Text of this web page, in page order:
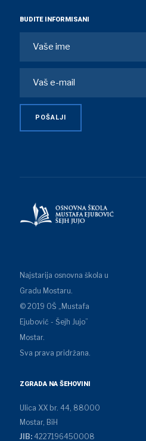
BUDITE INFORMISANI
Najstarija osnovna škola u
Gradu Mostaru.
© 2019 OŠ „Mustafa
Ejubović - Šejh Jujo”
Mostar.
Sva prava pridržana.
ZGRADA NA ŠEHOVINI
Ulica XX br. 44, 88000
Mostar, BiH
JIB:4227196450008